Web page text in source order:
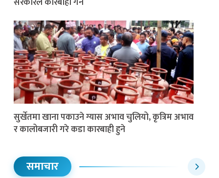
सुर्खेतमा खाना पकाउने ग्यास अभाव चुलियो, कृत्रिम अभाव
र कालोबजारी गरे कडा कारबाही हुने
समाचार